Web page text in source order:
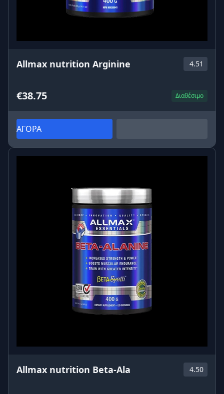
Allmax nutrition Arginine 4.51
€38.75 Διαθέσιμο
ΑΓΟΡΑ
Allmax nutrition Beta-Ala 4.50